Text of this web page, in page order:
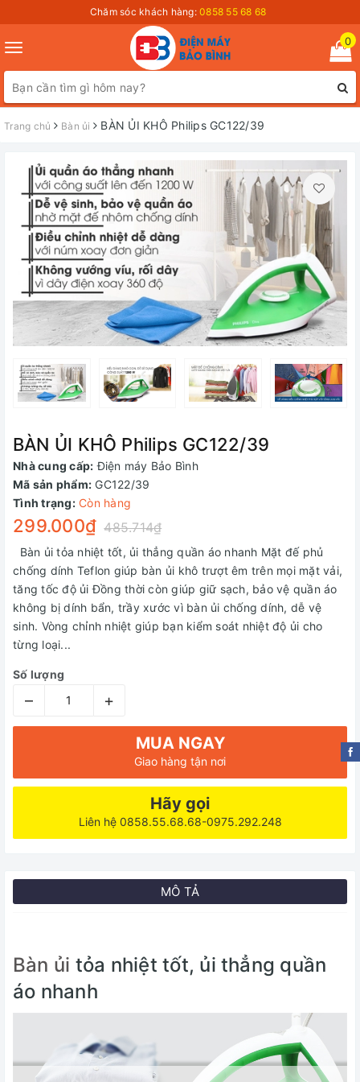
Chăm sóc khách hàng: 0858 55 68 68
Toggle
navigation
0
Trang chủ Bàn ủi BÀN ỦI KHÔ Philips GC122/39
BÀN ỦI KHÔ Philips GC122/39
Nhà cung cấp: Điện máy Bảo Bình
Mã sản phẩm: GC122/39
Tình trạng: Còn hàng
299.000₫ 485.714₫
Bàn ủi tỏa nhiệt tốt, ủi thẳng quần áo nhanh Mặt đế phủ
chống dính Teflon giúp bàn ủi khô trượt êm trên mọi mặt vải,
tăng tốc độ ủi Đồng thời còn giúp giữ sạch, bảo vệ quần áo
không bị dính bẩn, trầy xước vì bàn ủi chống dính, dễ vệ
sinh. Vòng chỉnh nhiệt giúp bạn kiểm soát nhiệt độ ủi cho
từng loại...
Số lượng
– +
MUA NGAY
Giao hàng tận nơi
Hãy gọi
Liên hệ 0858.55.68.68-0975.292.248
MÔ TẢ
Bàn ủi tỏa nhiệt tốt, ủi thẳng quần
áo nhanh